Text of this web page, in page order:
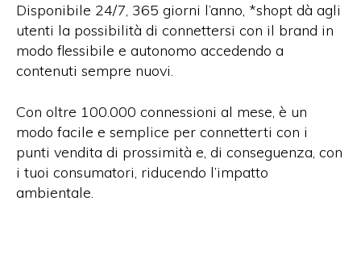
Disponibile 24/7, 365 giorni l’anno, *shopt dà agli
utenti la possibilità di connettersi con il brand in
modo flessibile e autonomo accedendo a
contenuti sempre nuovi.
Con oltre 100.000 connessioni al mese, è un
modo facile e semplice per connetterti con i
punti vendita di prossimità e, di conseguenza, con
i tuoi consumatori, riducendo l’impatto
ambientale.